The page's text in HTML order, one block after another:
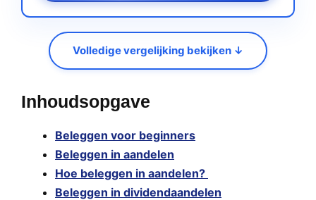
Volledige vergelijking bekijken ↓
Inhoudsopgave
Beleggen voor beginners
Beleggen in aandelen
Hoe beleggen in aandelen?
Beleggen in dividendaandelen